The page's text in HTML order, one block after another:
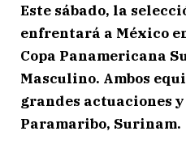
Este sábado, la
enfrentará a México
Copa Panamericana
Masculino. Ambos
grandes actuaciones
Paramaribo, Surinam.